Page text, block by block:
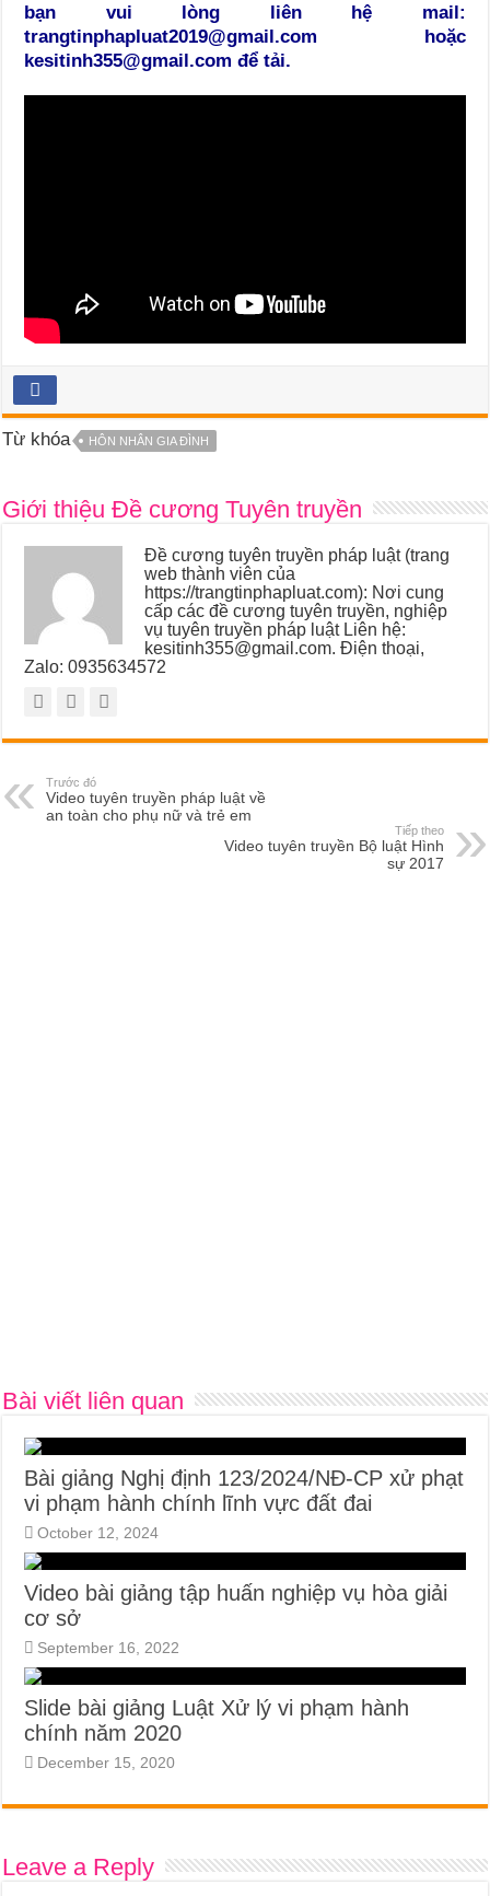
bạn vui lòng liên hệ mail:
trangtinphapluat2019@gmail.com hoặc
kesitinh355@gmail.com để tải.
Từ khóa HÔN NHÂN GIA ĐÌNH
Giới thiệu Đề cương Tuyên truyền
Đề cương tuyên truyền pháp luật (trang
web thành viên của
https://trangtinphapluat.com): Nơi cung
cấp các đề cương tuyên truyền, nghiệp
vụ tuyên truyền pháp luật Liên hệ:
kesitinh355@gmail.com. Điện thoại,
Zalo: 0935634572
Trước đó
Video tuyên truyền pháp luật về
an toàn cho phụ nữ và trẻ em
Tiếp theo
Video tuyên truyền Bộ luật Hình
sự 2017
Bài viết liên quan
Bài giảng Nghị định 123/2024/NĐ-CP xử phạt
vi phạm hành chính lĩnh vực đất đai
October 12, 2024
Video bài giảng tập huấn nghiệp vụ hòa giải
cơ sở
September 16, 2022
Slide bài giảng Luật Xử lý vi phạm hành
chính năm 2020
December 15, 2020
Leave a Reply